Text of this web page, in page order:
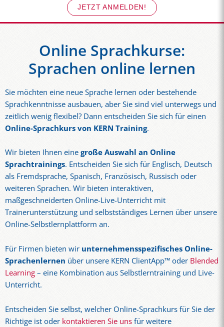
JETZT ANMELDEN!
Online Sprachkurse:
Sprachen online lernen
Sie möchten eine neue Sprache lernen oder bestehende
Sprachkenntnisse ausbauen, aber Sie sind viel unterwegs und
zeitlich wenig flexibel? Dann entscheiden Sie sich für einen
Online-Sprachkurs von KERN Training.
Wir bieten Ihnen einegroße Auswahl an Online
Sprachtrainings. Entscheiden Sie sich für Englisch, Deutsch
als Fremdsprache, Spanisch, Französisch, Russisch oder
weiteren Sprachen. Wir bieten interaktiven,
maßgeschneiderten Online-Live-Unterricht mit
Trainerunterstützung und selbstständiges Lernen über unsere
Online-Selbstlernplattform an.
Für Firmen bieten wir unternehmensspezifisches Online-
Sprachenlernen über unsere KERN ClientApp™ oder Blended
Learning– eine Kombination aus Selbstlerntraining und Live-
Unterricht.
Entscheiden Sie selbst, welcher Online-Sprachkurs für Sie der
Richtige ist oder kontaktieren Sie unsfür weitere